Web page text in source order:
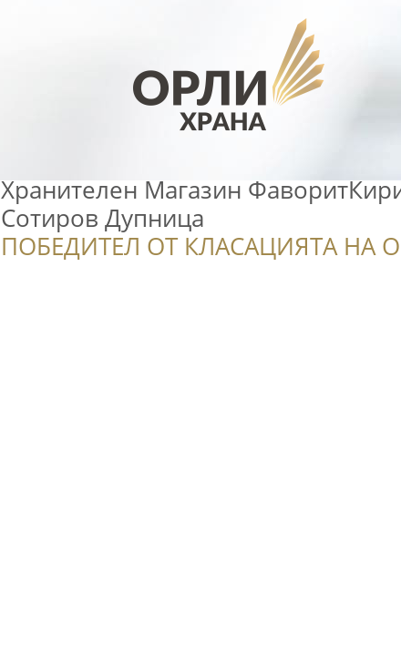
Хранителен Магазин
Сотиров Дупница
ПОБЕДИТЕЛ ОТ КЛАСАЦИЯТА НА